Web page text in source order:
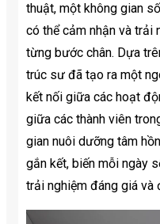
thuật, một không gian
có thể cảm nhận và trải
từng bước chân. Dựa
trúc sư đã tạo ra một
kết nối giữa các hoạt
giữa các thành viên
gian nuôi dưỡng tâm
gắn kết, biến mỗi ngày
trải nghiệm đáng giá và